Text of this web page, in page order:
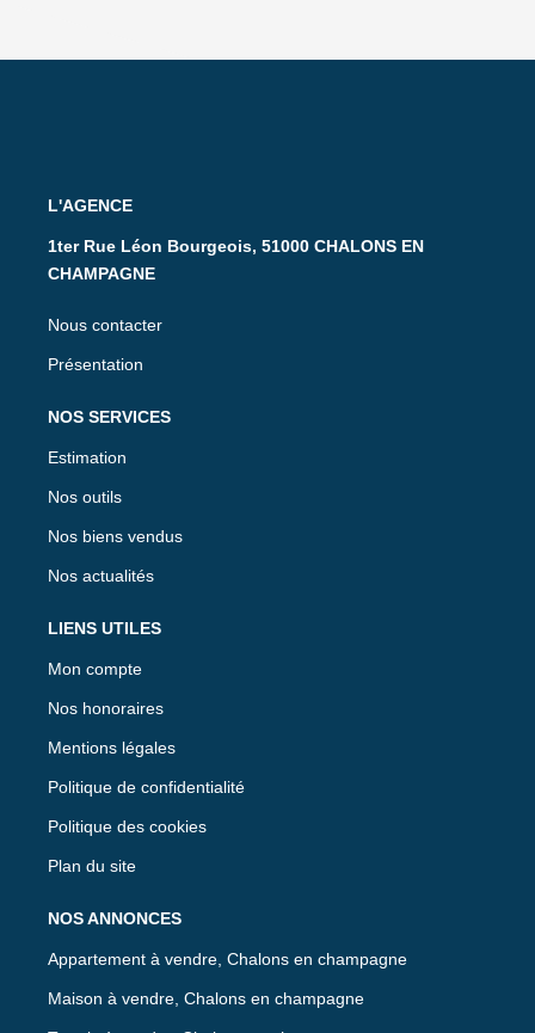
L'AGENCE
1ter Rue Léon Bourgeois, 51000 CHALONS EN
CHAMPAGNE
Nous contacter
Présentation
NOS SERVICES
Estimation
Nos outils
Nos biens vendus
Nos actualités
LIENS UTILES
Mon compte
Nos honoraires
Mentions légales
Politique de confidentialité
Politique des cookies
Plan du site
NOS ANNONCES
Appartement à vendre, Chalons en champagne
Maison à vendre, Chalons en champagne